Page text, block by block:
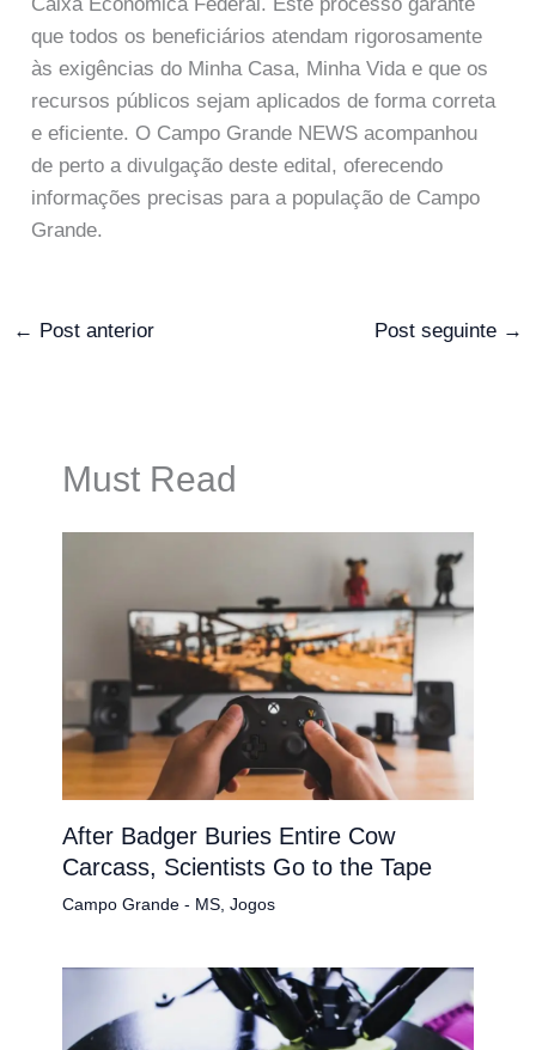
que todos os beneficiários atendam rigorosamente
às exigências do Minha Casa, Minha Vida e que os
recursos públicos sejam aplicados de forma correta
e eficiente. O Campo Grande NEWS acompanhou
de perto a divulgação deste edital, oferecendo
informações precisas para a população de Campo
Grande.
← Post anterior Post seguinte →
Must Read
After Badger Buries Entire Cow
Carcass, Scientists Go to the Tape
Campo Grande - MS, Jogos